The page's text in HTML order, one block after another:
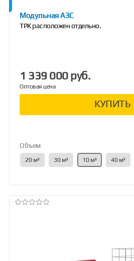
Модульная АЗС
ТРК расположен отдельно.
1 339 000 руб.
Оптовая цена
КУПИТЬ
Объем
20 м³ 30 м³ 10 м³ 40 м³